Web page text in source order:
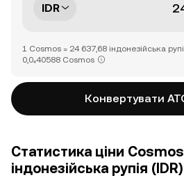
IDR
1 Cosmos = 24 637,68 індонезійська
0,0₄40588 Cosmos
Конвертувати
Статистика ціни
індонезійська рупія (IDR)